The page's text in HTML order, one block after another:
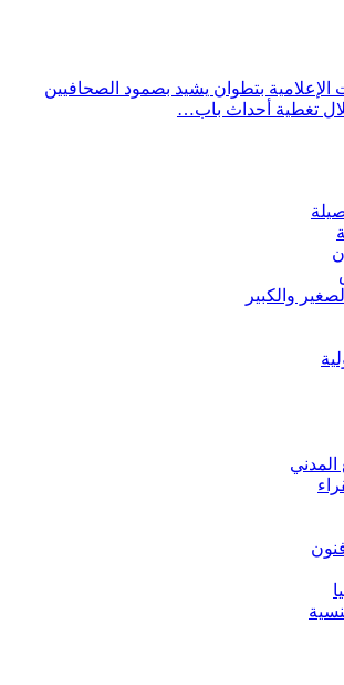
الإعلامية بتطوان يشيد بصمود الصحافيين
تغطية أحداث باب…
والكبير
المدني